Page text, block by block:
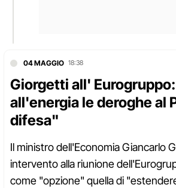
04 MAGGIO 18:38
Giorgetti all'
all'energia le deroghe al
difesa"
Il ministro dell'Economia Giancarlo
intervento alla riunione
come "opzione" quella di